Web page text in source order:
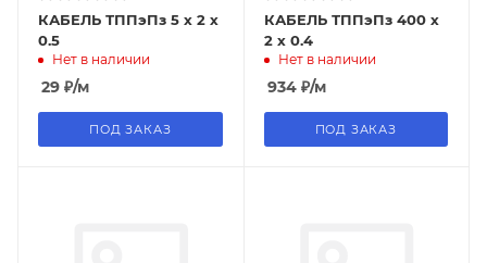
КАБЕЛЬ ТППэПз 5 х 2 х
0.5
Нет в наличии
29 ₽/м
ПОД ЗАКАЗ
КАБЕЛЬ ТППэПз 400 х
2 х 0.4
Нет в наличии
934₽/м
ПОД ЗАКАЗ